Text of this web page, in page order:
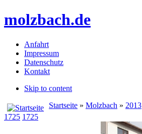
molzbach.de
Anfahrt
Impressum
Datenschutz
Kontakt
Skip to content
Startseite » Molzbach » 2013
1725 1725